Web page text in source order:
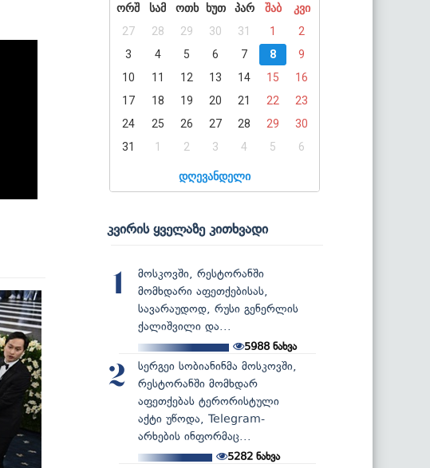
ორშ
სამ ოთხ ხუთ პარ შაბ
კვი
27
28 29 30 31 1
2
3
4 5 6 7 8
9
10
11 12 13 14 15
16
17
18 19 20 21 22
23
24
25 26 27 28 29
30
31
1 2 3 4 5 6
დღევანდელი
კვირის ყველაზე კითხვადი
1
მოსკოვში, რესტორანში
მომხდარი აფეთქებისას,
სავარაუდოდ, რუსი გენერლის
ქალიშვილი და...
5988 ნახვა
2
სერგეი სობიანინმა მოსკოვში,
რესტორანში მომხდარ
აფეთქებას ტერორისტული
აქტი უწოდა, Telegram-
არხების ინფორმაც...
5282 ნახვა